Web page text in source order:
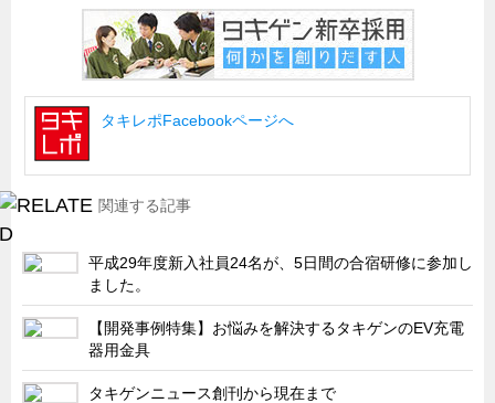
SDGs配慮・脱炭素
省力化製品
医療・福祉・介護関連
ロボット・自動化装置関連
二次電池関連
再生可能エネルギー
農業関連
半導体製造装置関連
共同溝・無電柱化関連
タキレポFacebookページへ
関連する記事
平成29年度新入社員24名が、5日間の合宿研修に参加し
ました。
【開発事例特集】お悩みを解決するタキゲンのEV充電
器用金具
タキゲンニュース創刊から現在まで